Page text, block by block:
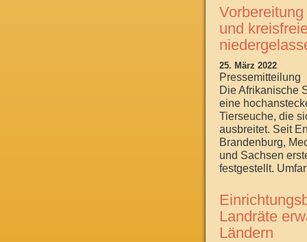
und
25. März 2022
Pressemitteilung
Die Afrikanische
eine
Tierseuche, die
ausbreitet. Seit
Brandenburg,
und Sachsen
festgestellt.
Landräte
Ländern